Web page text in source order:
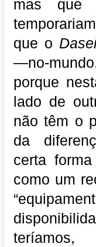
mas que
que o
—no-
porque
lado de
não têm o
da
certa
como um